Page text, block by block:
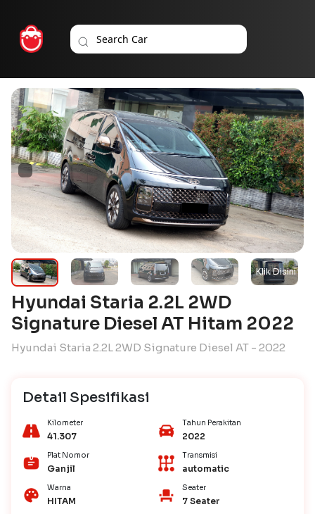
Hyundai Staria 2.2L 2WD
Signature Diesel AT Hitam 2022
Hyundai Staria 2.2L 2WD Signature Diesel AT - 2022
Detail Spesifikasi
Kilometer
41.307
Tahun Perakitan
2022
Plat Nomor
Ganjil
Transmisi
automatic
Warna
HITAM
Seater
7 Seater